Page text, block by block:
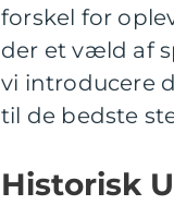
forskel for
der et væld af
vi introducere
til de bedste
Historisk